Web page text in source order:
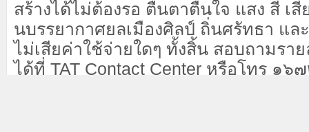
สร้างได้ไม่ต้องรอ ตื่นตาตื่นใจ แสง สี เ
นบรรยากาศยลเมืองศิลป์ ถิ่นศรัทธา แล
ไม่เสียค่าใช้จ่ายใดๆ ทั้งสิ้น สอบถามราย
ได้ที่ TAT Contact Center หรือโทร ๑๖